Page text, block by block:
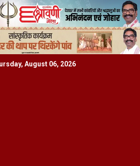
August 06, 2026